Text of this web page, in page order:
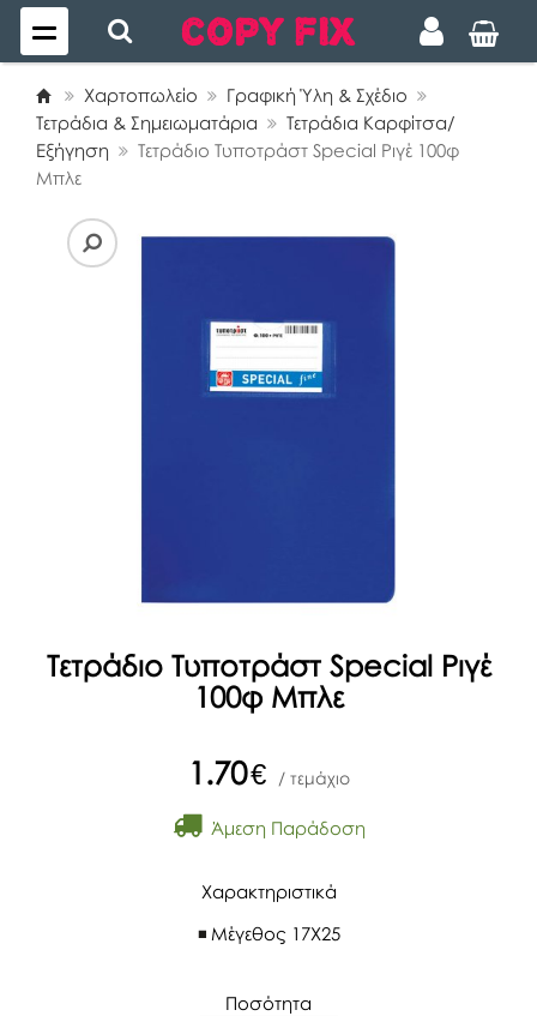
Χαρτοπωλείο
Γραφική Ύλη & Σχέδιο
Τετράδια & Σημειωματάρια
Τετράδια Καρφίτσα/
Εξήγηση
Τετράδιο Τυποτράστ Special Ριγέ 100φ
Μπλε
Τετράδιο Τυποτράστ Special Ριγέ
100φ Μπλε
1.70€ / τεμάχιο
Άμεση Παράδοση
Χαρακτηριστικά
Μέγεθος 17Χ25
Ποσότητα